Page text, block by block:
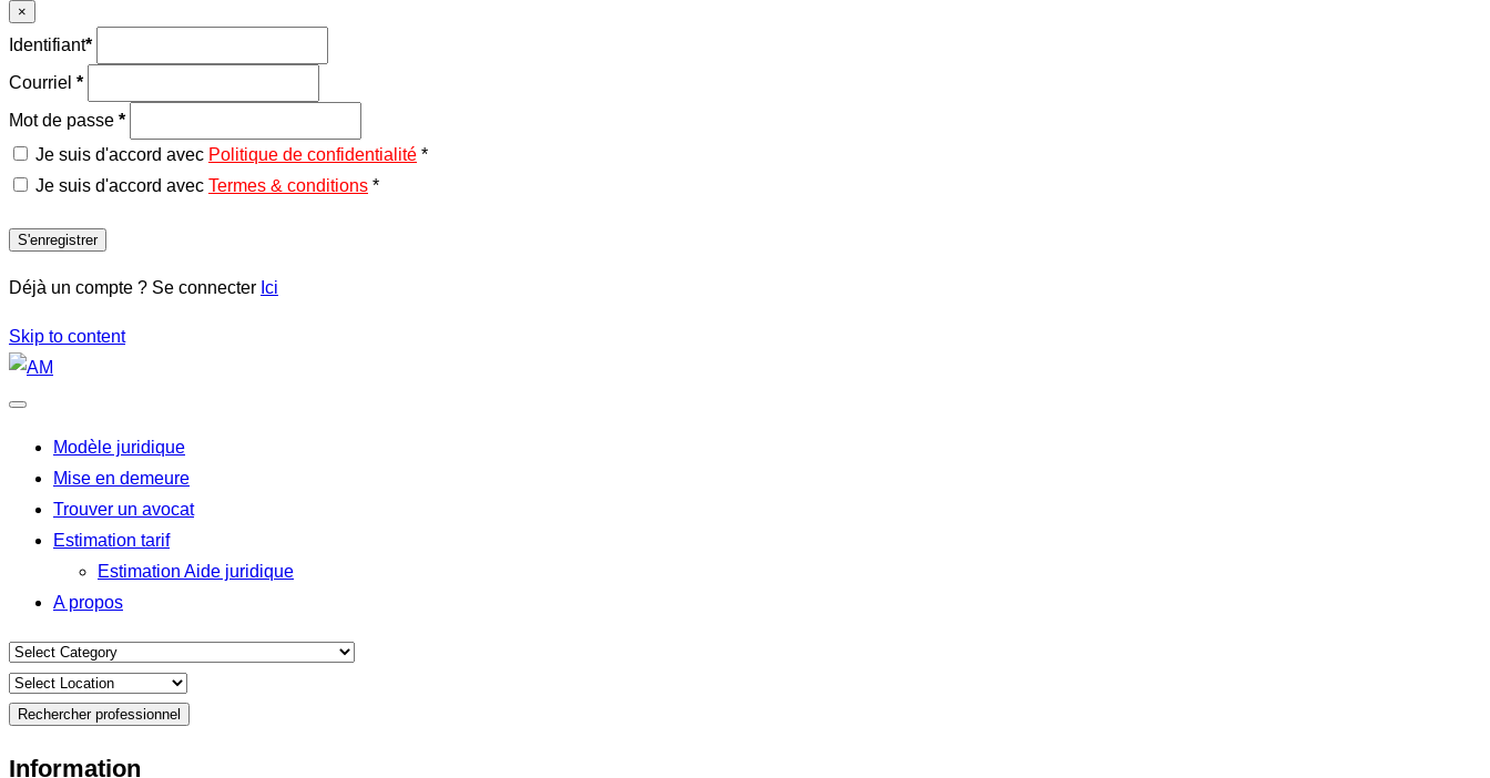
×
Identifiant*
Courriel *
Mot de passe *
Je suis d'accord avec Politique de confidentialité *
Je suis d'accord avec Termes & conditions *
S'enregistrer
Déjà un compte ? Se connecter Ici
Skip to content
Modèle juridique
Mise en demeure
Trouver un avocat
Estimation tarif
Estimation Aide juridique
A propos
Rechercher professionnel
Information